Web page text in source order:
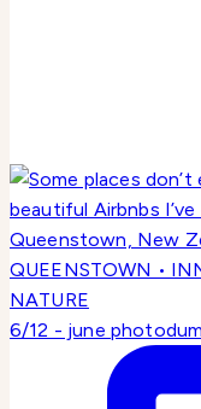
6/12 - june